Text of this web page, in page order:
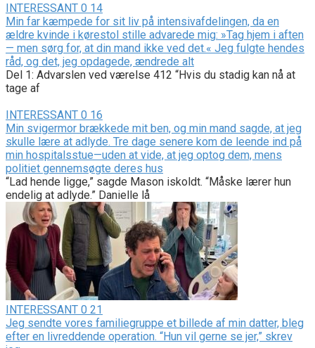
INTERESSANT 0 14
Min far kæmpede for sit liv på intensivafdelingen, da en
ældre kvinde i kørestol stille advarede mig: »Tag hjem i aften
— men sørg for, at din mand ikke ved det.« Jeg fulgte hendes
råd, og det, jeg opdagede, ændrede alt
Del 1: Advarslen ved værelse 412 “Hvis du stadig kan nå at
tage af
INTERESSANT 0 16
Min svigermor brækkede mit ben, og min mand sagde, at jeg
skulle lære at adlyde. Tre dage senere kom de leende ind på
min hospitalsstue—uden at vide, at jeg optog dem, mens
politiet gennemsøgte deres hus
“Lad hende ligge,” sagde Mason iskoldt. “Måske lærer hun
endelig at adlyde.” Danielle lå
INTERESSANT 0 21
Jeg sendte vores familiegruppe et billede af min datter, bleg
efter en livreddende operation. “Hun vil gerne se jer,” skrev